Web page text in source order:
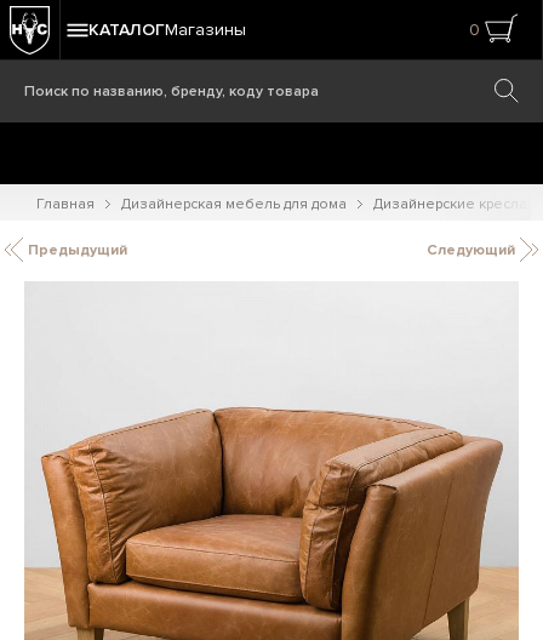
КАТАЛОГМагазины 0
Главная Дизайнерская мебель для дома Дизайнерские кресла
Предыдущий Следующий